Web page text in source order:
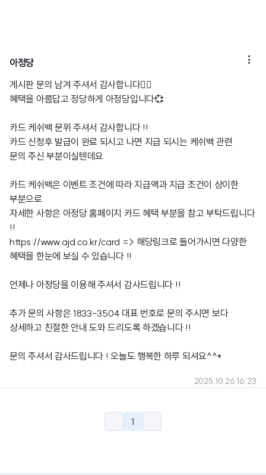
아정당 
게시판 문의 남겨 주셔서 감사합니다🙇‍♀️
혜택을 아름답고 정당하게 아정당입니다💞
카드 케쉬백 문위 주셔서 감사합니다 !!
카드 신청후 발급이 완료 되시고 나면 지급 되시는 케쉬백 관련
문의 주신 부분이실텐데요
카드 케쉬백은 이벤트 조건에 따라 지급액과 지급 조건이 상이한
부분으로
자세한 사항은 아정당 홈페이지 카드 혜택 부분을 참고 부탁드립니다
!!
https://www.ajd.co.kr/card => 해당링크로 들어가시면 다양한
혜택을 한눈에 보실 수 있습니다 !!
언제나 아정당을 이용해 주셔서 감사드립니다 !!
추가 문의 사항은 1833-3504 대표 번호로 문의 주시면 보다
상세하고 친절한 안내 도와 드리도록 하겠습니다 !!
문의 주셔서 감사드립니다 ! 오늘도 행복한 하루 되셔요^^*
2025.10.26 16:23
1